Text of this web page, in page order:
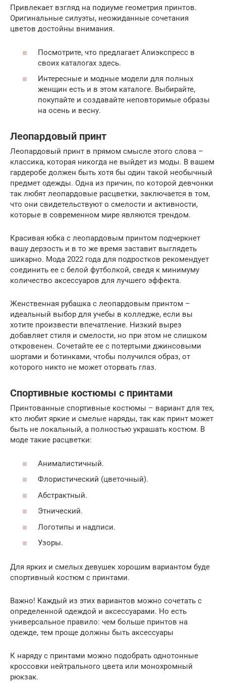
Привлекает взгляд на подиуме геометрия принтов.
Оригинальные силуэты, неожиданные сочетания
цветов достойны внимания.
Посмотрите, что предлагает Алиэкспресс в
своих каталогах здесь.
Интересные и модные модели для полных
женщин есть и в этом каталоге. Выбирайте,
покупайте и создавайте неповторимые образы
на осень и весну.
Леопардовый принт
Леопардовый принт в прямом смысле этого слова –
классика, которая никогда не выйдет из моды. В вашем
гардеробе должен быть хотя бы один такой необычный
предмет одежды. Одна из причин, по которой девчонки
так любят леопардовые расцветки, заключается в том,
что они свидетельствуют о смелости и активности,
которые в современном мире являются трендом.
Красивая юбка с леопардовым принтом подчеркнет
вашу дерзость и в то же время заставит выглядеть
шикарно. Мода 2022 года для подростков рекомендует
соединить ее с белой футболкой, сведя к минимуму
количество аксессуаров для лучшего эффекта.
Женственная рубашка с леопардовым принтом –
идеальный выбор для учебы в колледже, если вы
хотите произвести впечатление. Низкий вырез
добавляет стиля и смелости, но при этом не слишком
откровенен. Сочетайте ее с потертыми джинсовыми
шортами и ботинками, чтобы получился образ, от
которого никто не может оторвать глаз.
Спортивные костюмы с принтами
Принтованные спортивные костюмы – вариант для тех,
кто любит яркие и смелые наряды, так как принт может
быть не локальный, а полностью украшать костюм. В
моде такие расцветки:
Анималистичный.
Флористический (цветочный).
Абстрактный.
Этнический.
Логотипы и надписи.
Узоры.
Для ярких и смелых девушек хорошим вариантом буде
спортивный костюм с принтами.
Важно! Каждый из этих вариантов можно сочетать с
определенной одеждой и аксессуарами. Но есть
универсальное правило: чем больше принтов на
одежде, тем проще должны быть аксессуары
К наряду с принтами можно подобрать однотонные
кроссовки нейтрального цвета или монохромный
рюкзак.